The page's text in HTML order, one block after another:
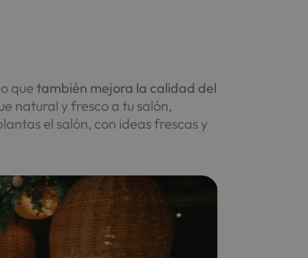
que también mejora la calidad del
natural y fresco a tu salón,
el salón, con ideas frescas y